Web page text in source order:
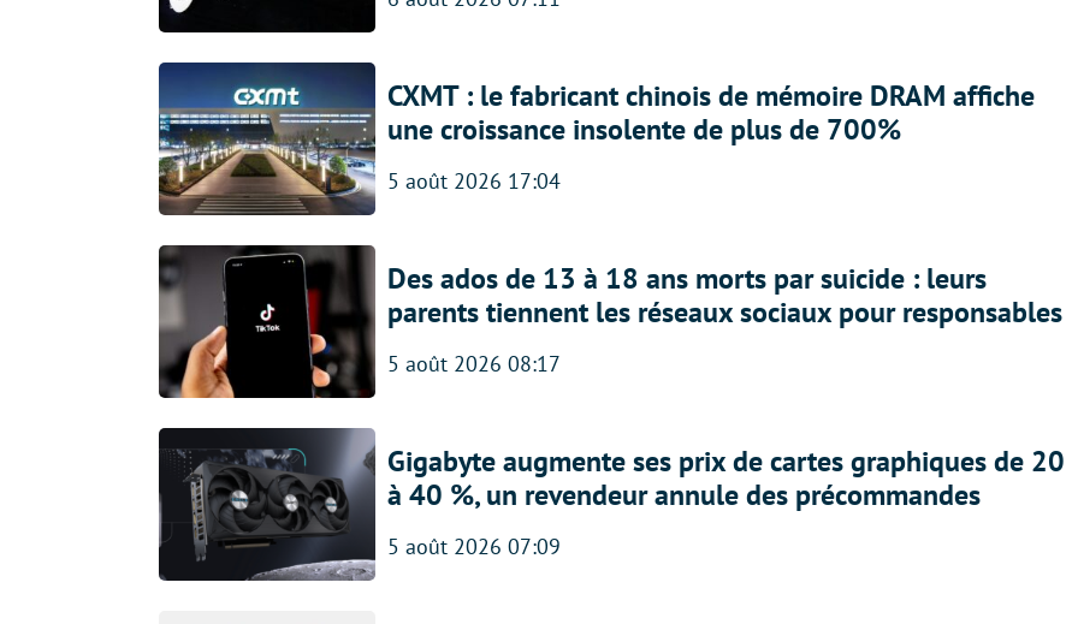
CXMT : le fabricant chinois de mémoire DRAM affiche
une croissance insolente de plus de 700%
5 août 2026 17:04
Des ados de 13 à 18 ans morts par suicide : leurs
parents tiennent les réseaux sociaux pour responsables
5 août 2026 08:17
Gigabyte augmente ses prix de cartes graphiques de 20
à 40 %, un revendeur annule des précommandes
5 août 2026 07:09